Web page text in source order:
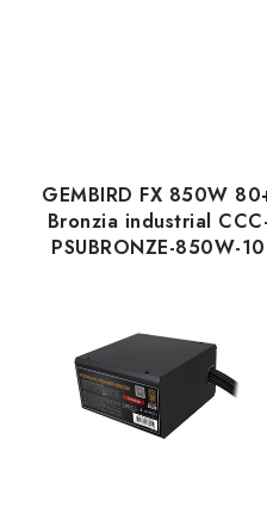
GEMBIRD FX 850W
Bronzia industrial CCC-
PSUBRONZE-850W-10